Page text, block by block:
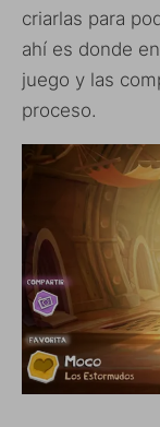
criarlas para
ahí es donde
juego y las
proceso.